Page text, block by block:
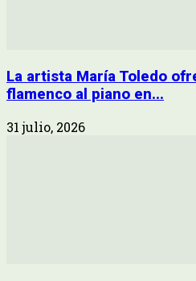
La artista María Toledo
flamenco al piano en...
31 julio, 2026